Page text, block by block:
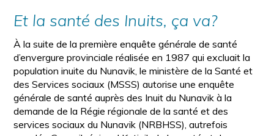
Et la santé des Inuits, ça va?
À la suite de la première enquête générale de santé
d’envergure provinciale réalisée en 1987 qui excluait la
population inuite du Nunavik, le ministère de la Santé et
des Services sociaux (MSSS) autorise une enquête
générale de santé auprès des Inuit du Nunavik à la
demande de la Régie régionale de la santé et des
services sociaux du Nunavik (NRBHSS), autrefois